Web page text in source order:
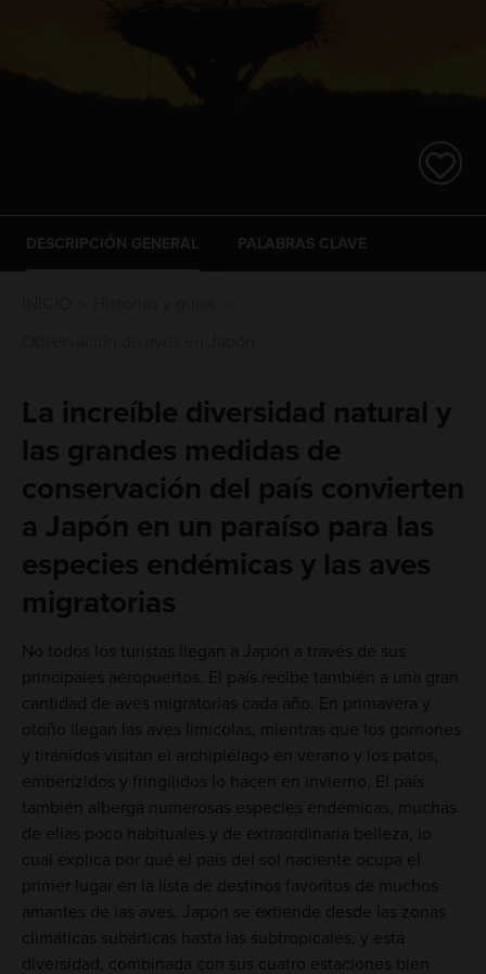
DESCRIPCIÓN GENERAL PALABRAS CLAVE
La increíble diversidad natural y
las grandes medidas de
conservación del país convierten
a Japón en un paraíso para las
especies endémicas y las aves
migratorias
No todos los turistas llegan a Japón a través de sus
principales aeropuertos. El país recibe también a una gran
cantidad de aves migratorias cada año. En primavera y
otoño llegan las aves limícolas, mientras que los gorriones
y tiránidos visitan el archipiélago en verano y los patos,
emberízidos y fringílidos lo hacen en invierno. El país
también alberga numerosas especies endémicas, muchas
de ellas poco habituales y de extraordinaria belleza, lo
cual explica por qué el país del sol naciente ocupa el
primer lugar en la lista de destinos favoritos de muchos
amantes de las aves. Japón se extiende desde las zonas
climáticas subárticas hasta las subtropicales, y esta
diversidad, combinada con sus cuatro estaciones bien